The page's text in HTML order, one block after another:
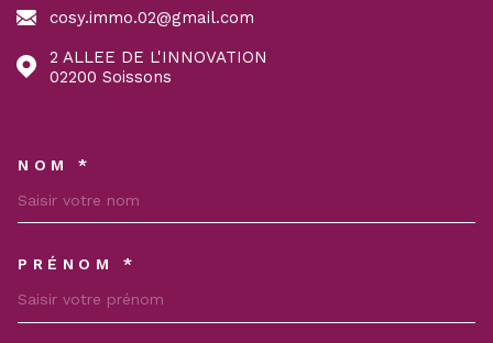
cosy.immo.02@gmail.com
2 ALLEE DE L'INNOVATION
02200
Soissons
NOM *
PRÉNOM *